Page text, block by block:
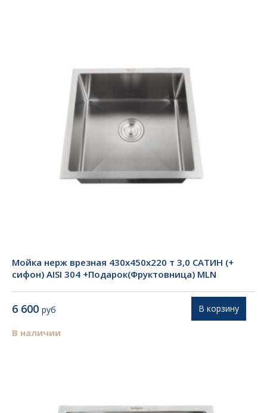
Мойка нерж врезная 430х450х220 т 3,0 САТИН (+
сифон) AISI 304 +Подарок(Фруктовница) MLN
6 600 руб
В наличии
В корзину